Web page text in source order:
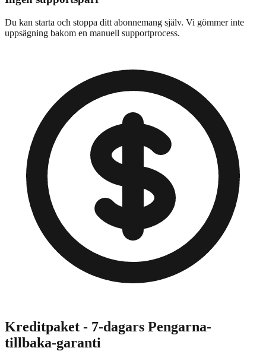
Du kan starta och stoppa ditt abonnemang själv. Vi gömmer inte
uppsägning bakom en manuell supportprocess.
Kreditpaket - 7-dagars Pengarna-
tillbaka-garanti